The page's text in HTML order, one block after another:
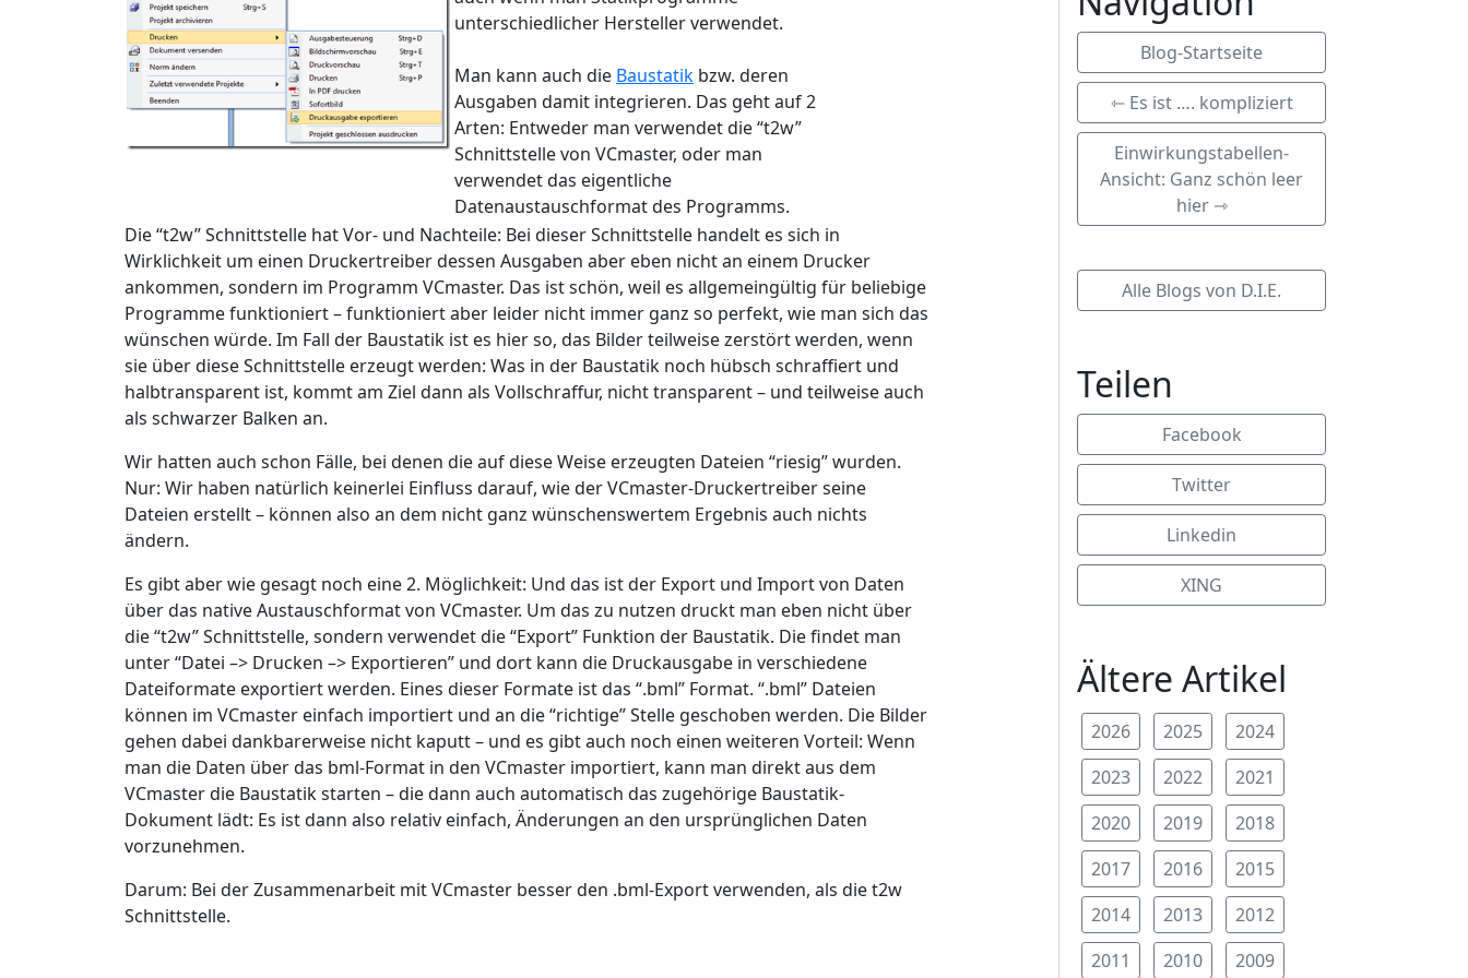
unterschiedlicher Hersteller verwendet.
Man kann auch die Baustatik bzw. deren
Ausgaben damit integrieren. Das geht auf 2
Arten: Entweder man verwendet die “t2w”
Schnittstelle von VCmaster, oder man
verwendet das eigentliche
Datenaustauschformat des Programms.
Die “t2w” Schnittstelle hat Vor- und Nachteile: Bei dieser Schnittstelle handelt es sich in
Wirklichkeit um einen Druckertreiber dessen Ausgaben aber eben nicht an einem Drucker
ankommen, sondern im Programm VCmaster. Das ist schön, weil es allgemeingültig für beliebige
Programme funktioniert – funktioniert aber leider nicht immer ganz so perfekt, wie man sich das
wünschen würde. Im Fall der Baustatik ist es hier so, das Bilder teilweise zerstört werden, wenn
sie über diese Schnittstelle erzeugt werden: Was in der Baustatik noch hübsch schraffiert und
halbtransparent ist, kommt am Ziel dann als Vollschraffur, nicht transparent – und teilweise auch
als schwarzer Balken an.
Wir hatten auch schon Fälle, bei denen die auf diese Weise erzeugten Dateien “riesig” wurden.
Nur: Wir haben natürlich keinerlei Einfluss darauf, wie der VCmaster-Druckertreiber seine
Dateien erstellt – können also an dem nicht ganz wünschenswertem Ergebnis auch nichts
ändern.
Es gibt aber wie gesagt noch eine 2. Möglichkeit: Und das ist der Export und Import von Daten
über das native Austauschformat von VCmaster. Um das zu nutzen druckt man eben nicht über
die “t2w” Schnittstelle, sondern verwendet die “Export” Funktion der Baustatik. Die findet man
unter “Datei –> Drucken –> Exportieren” und dort kann die Druckausgabe in verschiedene
Dateiformate exportiert werden. Eines dieser Formate ist das “.bml” Format. “.bml” Dateien
können im VCmaster einfach importiert und an die “richtige” Stelle geschoben werden. Die Bilder
gehen dabei dankbarerweise nicht kaputt – und es gibt auch noch einen weiteren Vorteil: Wenn
man die Daten über das bml-Format in den VCmaster importiert, kann man direkt aus dem
VCmaster die Baustatik starten – die dann auch automatisch das zugehörige Baustatik-
Dokument lädt: Es ist dann also relativ einfach, Änderungen an den ursprünglichen Daten
vorzunehmen.
Darum: Bei der Zusammenarbeit mit VCmaster besser den .bml-Export verwenden, als die t2w
Schnittstelle.
Blog-Startseite
⇽ Es ist …. kompliziert
Einwirkungstabellen-
Ansicht: Ganz schön leer
hier ⇾
Alle Blogs von D.I.E.
Teilen
Facebook
Twitter
Linkedin
XING
Ältere Artikel
2026 2025
2024
2023
2022
2021
2020
2019
2018
2017
2016
2015
2014
2013
2012
2011
2010 2009